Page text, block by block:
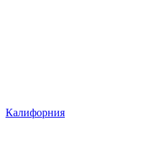
Калифорния